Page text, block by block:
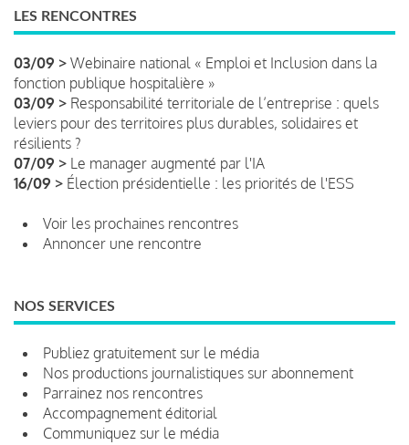
LES RENCONTRES
03/09 > Webinaire national « Emploi et Inclusion dans la
fonction publique hospitalière »
03/09 > Responsabilité territoriale de l’entreprise : quels
leviers pour des territoires plus durables, solidaires et
résilients ?
07/09 > Le manager augmenté par l'IA
16/09 > Élection présidentielle : les priorités de l'ESS
Voir les prochaines rencontres
Annoncer une rencontre
NOS SERVICES
Publiez gratuitement sur le média
Nos productions journalistiques sur abonnement
Parrainez nos rencontres
Accompagnement éditorial
Communiquez sur le média